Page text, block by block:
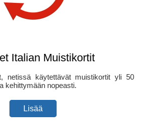
Italian Muistikortit
netissä käytettävät muistikortit yli 50
kehittymään nopeasti.
Lisää